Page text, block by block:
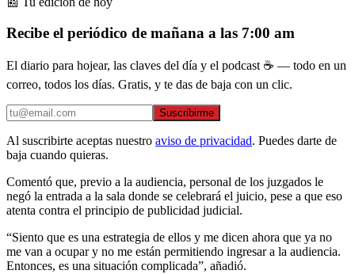
Recibe el periódico de mañana a las 7:00 am
El diario para hojear, las claves del día y el podcast ☕ — todo en un
correo, todos los días. Gratis, y te das de baja con un clic.
Suscribirme
Al suscribirte aceptas nuestro aviso de privacidad. Puedes darte de
baja cuando quieras.
Comentó que, previo a la audiencia, personal de los juzgados le
negó la entrada a la sala donde se celebrará el juicio, pese a que eso
atenta contra el principio de publicidad judicial.
“Siento que es una estrategia de ellos y me dicen ahora que ya no
me van a ocupar y no me están permitiendo ingresar a la audiencia.
Entonces, es una situación complicada”, añadió.